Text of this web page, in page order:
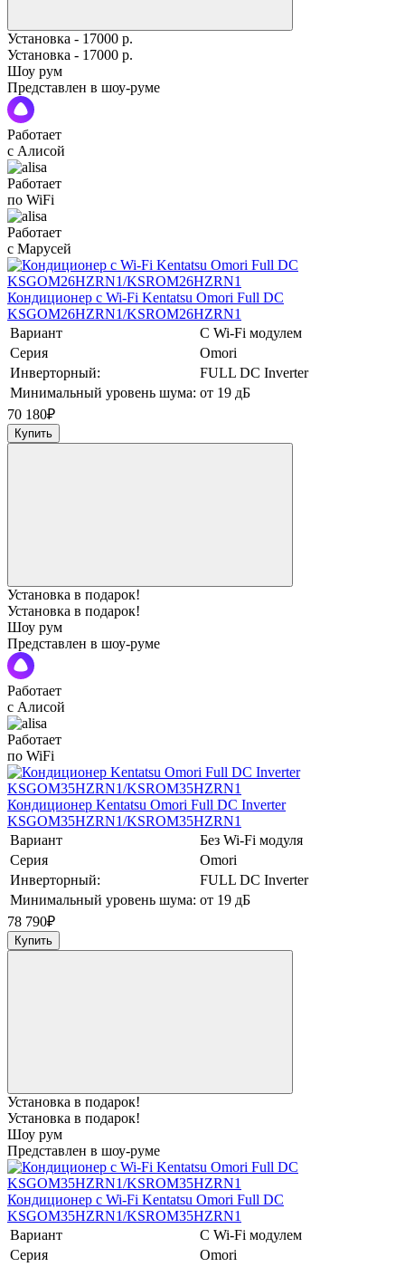
Установка - 17000 р.
Установка - 17000 р.
Шоу рум
Представлен в шоу-руме
Работает
с Алисой
Работает
по WiFi
Работает
с Марусей
Кондиционер с Wi-Fi Kentatsu Omori Full DC
KSGOM26HZRN1/KSROM26HZRN1
Вариант
С Wi-Fi модулем
Серия
Omori
Инверторный:
FULL DC Inverter
Минимальный уровень шума: от 19 дБ
70 180₽
Купить
Установка в подарок!
Установка в подарок!
Шоу рум
Представлен в шоу-руме
Работает
с Алисой
Работает
по WiFi
Кондиционер Kentatsu Omori Full DC Inverter
KSGOM35HZRN1/KSROM35HZRN1
Вариант
Без Wi-Fi модуля
Серия
Omori
Инверторный:
FULL DC Inverter
Минимальный уровень шума: от 19 дБ
78 790₽
Купить
Установка в подарок!
Установка в подарок!
Шоу рум
Представлен в шоу-руме
Кондиционер с Wi-Fi Kentatsu Omori Full DC
KSGOM35HZRN1/KSROM35HZRN1
Вариант
С Wi-Fi модулем
Серия
Omori